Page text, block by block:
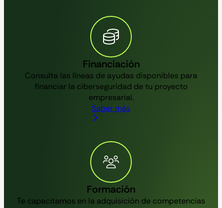
Financiación
Consulta las líneas de ayudas disponibles para
financiar la ciberseguridad de tu proyecto
empresarial.
Saber más
Formación
Te capacitamos en la adquisición de competencias